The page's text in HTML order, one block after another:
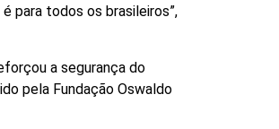
é para todos os brasileiros”,
a segurança do
pela Fundação Oswaldo